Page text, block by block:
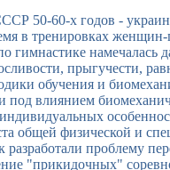
50-60-х годов -
в тренировках
гимнастике
прыгучести,
обучения и
под влиянием
общей физической и
проблему
"прикидочных"